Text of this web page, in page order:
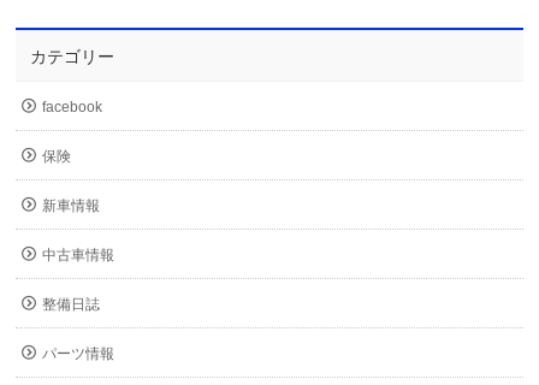
カテゴリー
facebook
保険
新車情報
中古車情報
整備日誌
パーツ情報